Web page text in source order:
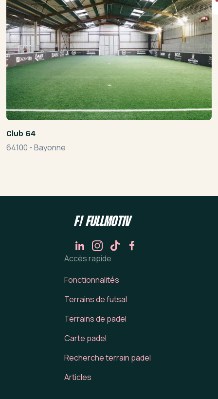
Club 64
64100 -Bayonne
Accès rapide
Fonctionnalités
Terrains de futsal
Terrains de padel
Carte padel
Recherche terrain padel
Articles